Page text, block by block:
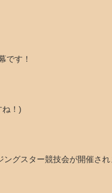
です！
ね！)
グスター競技会が開催され